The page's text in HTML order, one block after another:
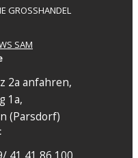
GROSSHANDEL
SAM
2a anfahren,
1a,
(Parsdorf)